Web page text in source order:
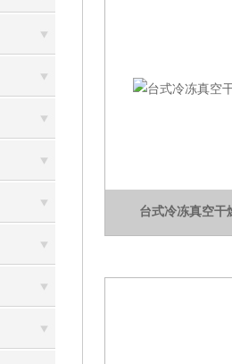
台式冷冻真空干